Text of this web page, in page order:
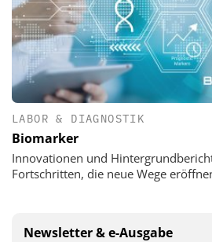
LABOR & DIAGNOSTIK
Biomarker
Innovationen und
Fortschritten, die neue Wege
Newsletter & e-Ausgabe